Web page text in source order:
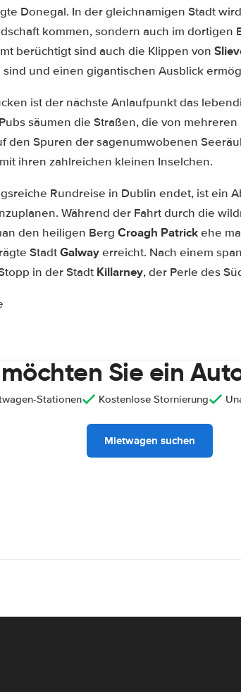
Donegal. In der gleichnamigen Stadt
kommen, sondern auch im dortigen
berüchtigt sind auch die Klippen von
und einen gigantischen Ausblick
ist der nächste Anlaufpunkt das
säumen die Straßen, die von
den Spuren der sagenumwobenen
mit ihren zahlreichen kleinen Inselchen.
Rundreise in Dublin endet, ist ein
Während der Fahrt durch die
den heiligen Berg Croagh Patrickehe
StadtGalwayerreicht. Nach einem
in der Stadt Killarney, der Perle des
Sie ein
Stationen Kostenlose Stornierung
Mietwagen suchen